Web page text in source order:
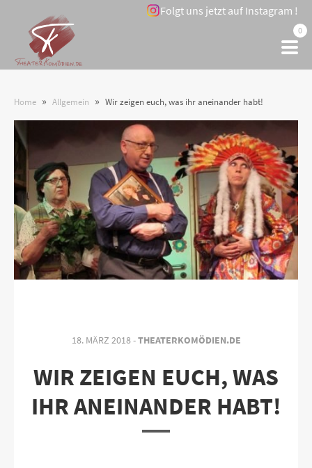
Folgt uns jetzt auf Instagram !
0
Home » Allgemein » Wir zeigen euch, was ihr aneinander habt!
18. MÄRZ 2018 -THEATERKOMÖDIEN.DE
WIR ZEIGEN EUCH, WAS
IHR ANEINANDER HABT!